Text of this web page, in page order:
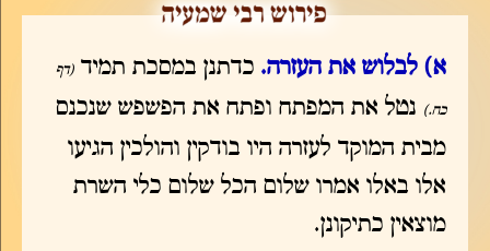
א) לבלוש את העזרה. כדתנן במסכת תמיד (דף
כח.) נטל את המפתח ופתח את הפשפש שנכנס
מבית המוקד לעזרה היו בודקין והולכין הגיעו
אלו באלו אמרו שלום הכל שלום כלי השרת
מוצאין כתיקונן.